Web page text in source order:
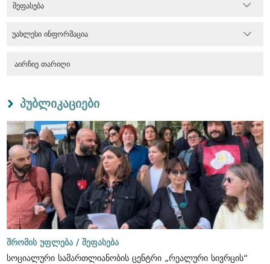
შეფასება
უახლესი ინფორმაცია
პუბლიკაციები
შრომის უფლება / შეფასება
სოციალური სამართლიანობის ცენტრი „რეალური სივრცის“